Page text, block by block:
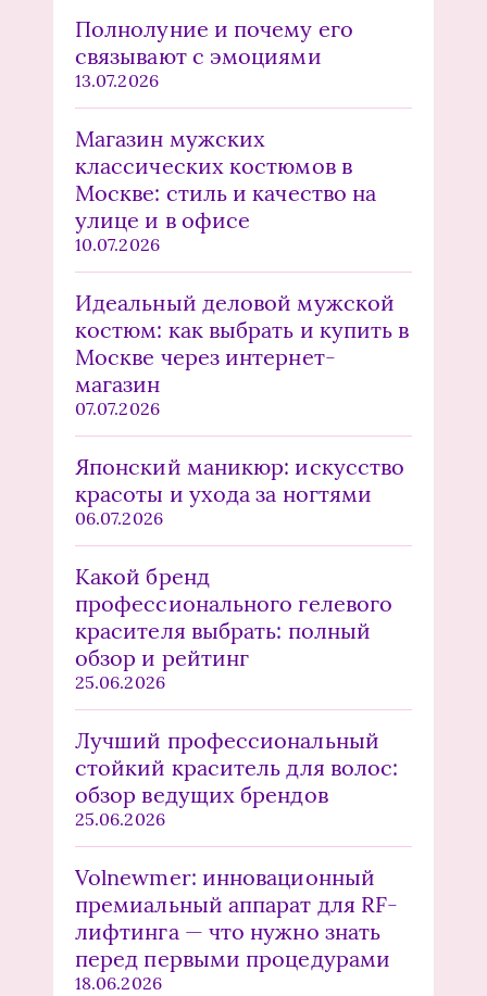
Полнолуние и почему его
связывают с эмоциями
13.07.2026
Магазин мужских
классических костюмов в
Москве: стиль и качество на
улице и в офисе
10.07.2026
Идеальный деловой мужской
костюм: как выбрать и купить в
Москве через интернет-
магазин
07.07.2026
Японский маникюр: искусство
красоты и ухода за ногтями
06.07.2026
Какой бренд
профессионального гелевого
красителя выбрать: полный
обзор и рейтинг
25.06.2026
Лучший профессиональный
стойкий краситель для волос:
обзор ведущих брендов
25.06.2026
Volnewmer: инновационный
премиальный аппарат для RF-
лифтинга — что нужно знать
перед первыми процедурами
18.06.2026